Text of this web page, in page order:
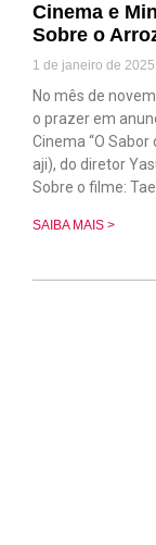
Cinema e
Sobre o
1 de janeiro de 2025
No mês de
o prazer em
Cinema “O
aji), do diretor
Sobre o filme:
SAIBA MAIS >